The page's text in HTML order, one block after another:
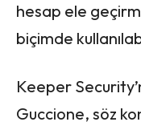
hesap ele
biçimde
Keeper
Guccione, söz